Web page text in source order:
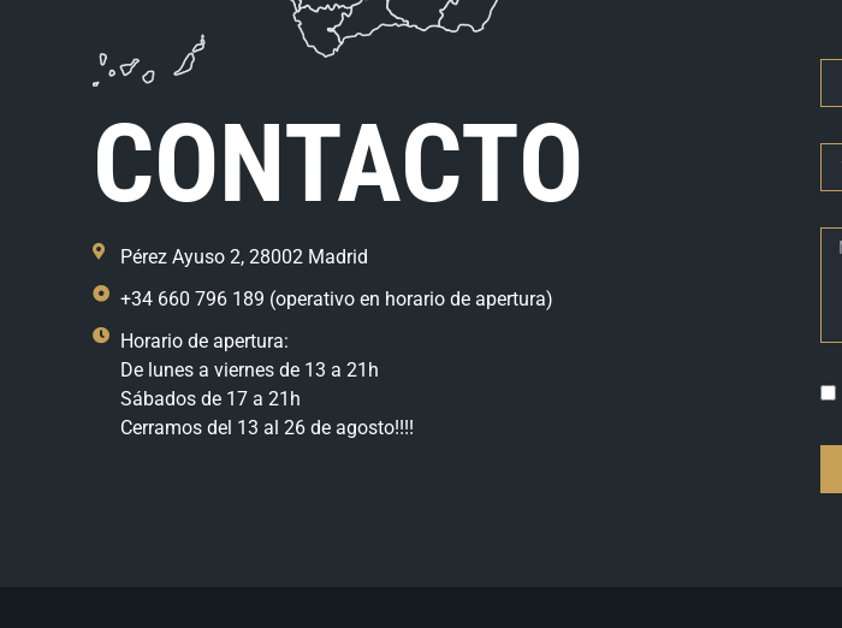
CONTACTO
Pérez Ayuso 2, 28002 Madrid
+34 660 796 189 (operativo en horario de apertura)
Horario de apertura:
De lunes a viernes de 13 a 21h
Sábados de 17 a 21h
Cerramos del 13 al 26 de agosto!!!!